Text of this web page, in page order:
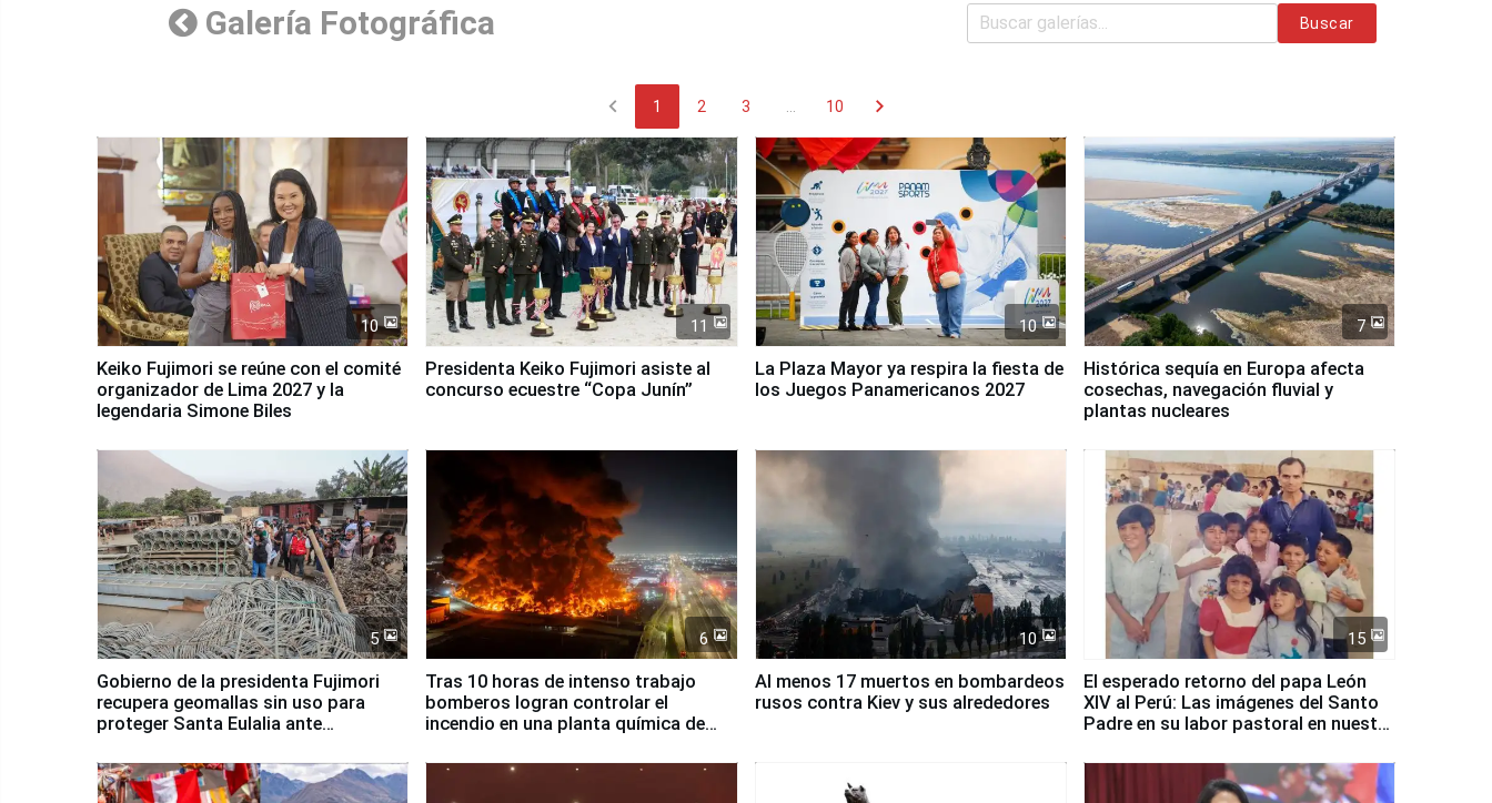
Galería Fotográfica Buscar
chevron_left 1 2 3 10 chevron_right
10
Keiko Fujimori se reúne con el comité
organizador de Lima 2027 y la
legendaria Simone Biles
11
Presidenta Keiko Fujimori asiste al
concurso ecuestre “Copa Junín”
10
La Plaza Mayor ya respira la fiesta de
los Juegos Panamericanos 2027
7
Histórica sequía en Europa afecta
cosechas, navegación fluvial y
plantas nucleares
5
Gobierno de la presidenta Fujimori
recupera geomallas sin uso para
proteger Santa Eulalia ante
6
Tras 10 horas de intenso trabajo
bomberos logran controlar el
incendio en una planta química de
10
Al menos 17 muertos en bombardeos
rusos contra Kiev y sus alrededores
15
El esperado retorno del papa León
XIV al Perú: Las imágenes del Santo
Padre en su labor pastoral en nuestro